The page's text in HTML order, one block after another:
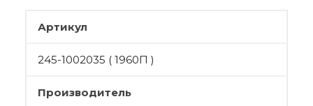
Артикул
245-1002035 ( 1960П )
Производитель